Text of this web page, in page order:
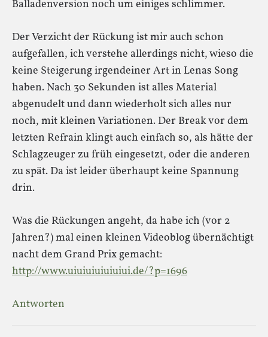
Balladenversion noch um einiges schlimmer.
Der Verzicht der Rückung ist mir auch schon
aufgefallen, ich verstehe allerdings nicht, wieso die
keine Steigerung irgendeiner Art in Lenas Song
haben. Nach 30 Sekunden ist alles Material
abgenudelt und dann wiederholt sich alles nur
noch, mit kleinen Variationen. Der Break vor dem
letzten Refrain klingt auch einfach so, als hätte der
Schlagzeuger zu früh eingesetzt, oder die anderen
zu spät. Da ist leider überhaupt keine Spannung
drin.
Was die Rückungen angeht, da habe ich (vor 2
Jahren?) mal einen kleinen Videoblog übernächtigt
nacht dem Grand Prix gemacht:
http://www.uiuiuiuiuiuiui.de/?p=1696
Antworten